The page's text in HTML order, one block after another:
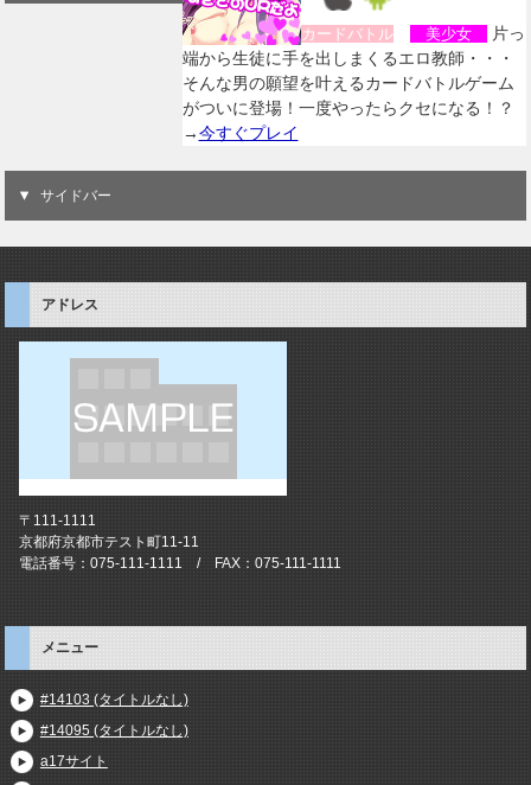
カードバトル 美少女
片っ
端から生徒に手を出しまくるエロ教師・・・
そんな男の願望を叶えるカードバトルゲーム
がついに登場！一度やったらクセになる！？
→今すぐプレイ
サイドバー
アドレス
〒111-1111
京都府京都市テスト町11-11
電話番号：075-111-1111 / FAX：075-111-1111
メニュー
#14103 (タイトルなし)
#14095 (タイトルなし)
a17サイト